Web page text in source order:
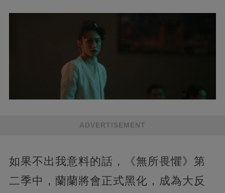
ADVERTISEMENT
如果不出我意料的話，《無所畏懼》第
二季中，蘭蘭將會正式黑化，成為大反